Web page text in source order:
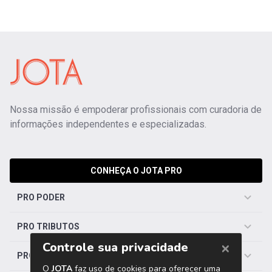
Nossa missão é empoderar profissionais com curadoria de
informações independentes e especializadas.
CONHEÇA O JOTA PRO
PRO PODER
PRO TRIBUTOS
PRO TRABALHISTA